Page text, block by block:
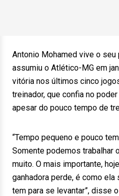
Antonio Mohamed vive o
assumiu o Atlético-MG em
vitória nos últimos cinco
treinador, que confia no
apesar do pouco tempo de
“Tempo pequeno e pouco
Somente podemos trabalhar
muito. O mais importante,
ganhadora perde, é como
tem para se levantar”, disse